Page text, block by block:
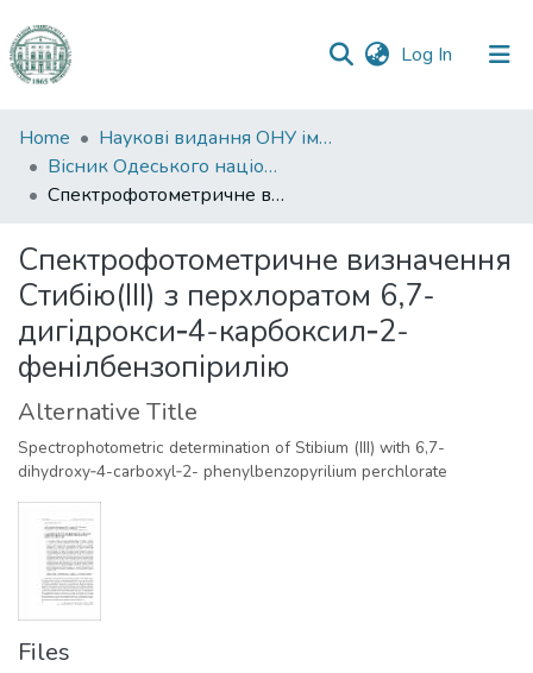
Log In (current)
Communities
&
Collections
Statistics
Home
Наукові видання ОНУ імені І. І. Мечникова
Вісник Одеського національного університету. Хімія
Спектрофотометричне визначення Стибію(ІІІ) з перхлоратом 6,7-дигідрокси‑4-карбоксил‑2- фенілбензопірилію
Спектрофотометричне визначення
Стибію(ІІІ) з перхлоратом 6,7-
дигідрокси‑4-карбоксил‑2-
фенілбензопірилію
Alternative Title
Spectrophotometric determination of Stibium (III) with 6,7-
dihydroxy‑4-carboxyl‑2- phenylbenzopyrilium perchlorate
Files